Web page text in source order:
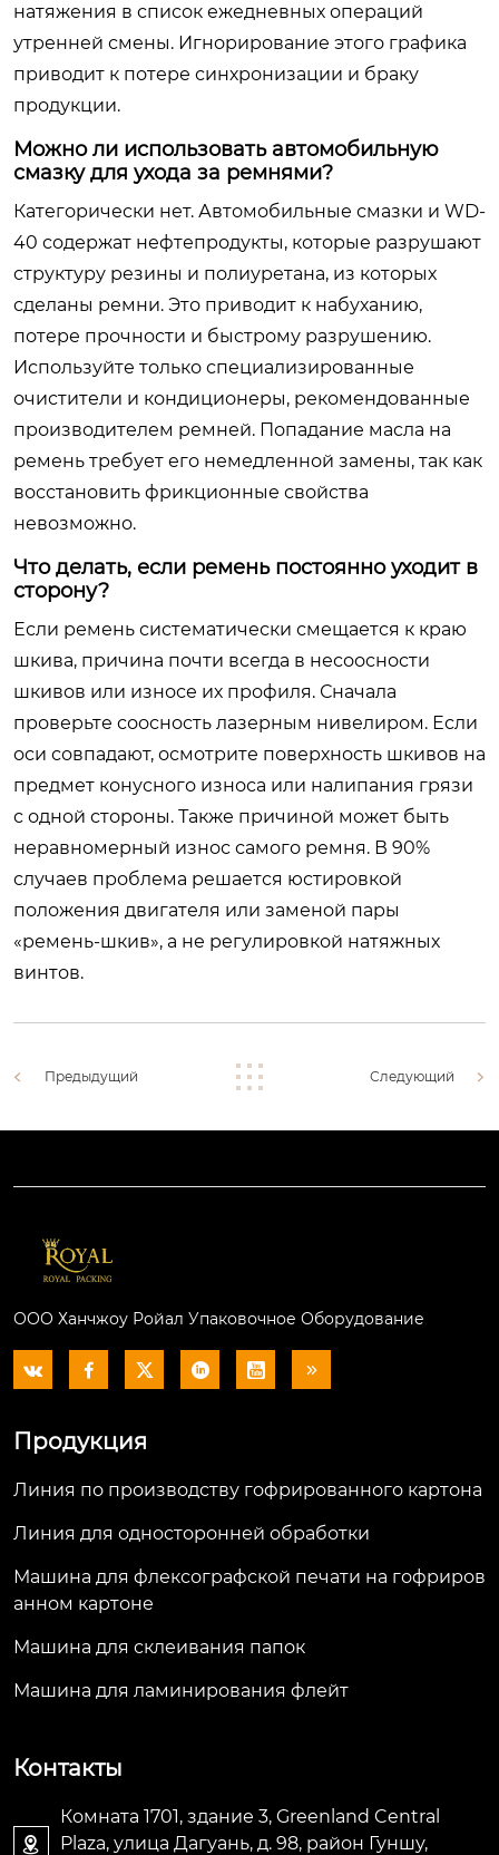
натяжения в список ежедневных операций
утренней смены. Игнорирование этого графика
приводит к потере синхронизации и браку
продукции.
Можно ли использовать автомобильную
смазку для ухода за ремнями?
Категорически нет. Автомобильные смазки и WD-
40 содержат нефтепродукты, которые разрушают
структуру резины и полиуретана, из которых
сделаны ремни. Это приводит к набуханию,
потере прочности и быстрому разрушению.
Используйте только специализированные
очистители и кондиционеры, рекомендованные
производителем ремней. Попадание масла на
ремень требует его немедленной замены, так как
восстановить фрикционные свойства
невозможно.
Что делать, если ремень постоянно уходит в
сторону?
Если ремень систематически смещается к краю
шкива, причина почти всегда в несоосности
шкивов или износе их профиля. Сначала
проверьте соосность лазерным нивелиром. Если
оси совпадают, осмотрите поверхность шкивов на
предмет конусного износа или налипания грязи
с одной стороны. Также причиной может быть
неравномерный износ самого ремня. В 90%
случаев проблема решается юстировкой
положения двигателя или заменой пары
«ремень-шкив», а не регулировкой натяжных
винтов.
Предыдущий Следующий
ООО Ханчжоу Ройал Упаковочное Оборудование
     
Продукция
Линия по производству гофрированного картона
Линия для односторонней обработки
Машина для флексографской печати на гофриров
анном картоне
Машина для склеивания папок
Машина для ламинирования флейт
Контакты

Комната 1701, здание 3, Greenland Central
Plaza, улица Дагуань, д. 98, район Гуншу,